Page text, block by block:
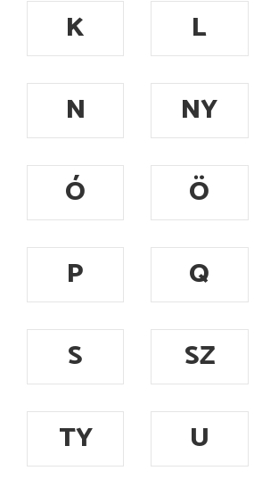
K L
N
NY
Ó
Ö
P
Q
S
SZ
TY
U